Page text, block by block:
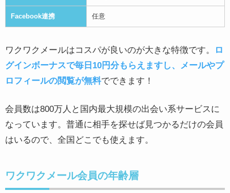
Facebook連携 任意
ワクワクメールはコスパが良いのが大きな特徴です。
ロ
グインボーナスで毎日10円分もらえますし、メールやプ
ロフィールの閲覧が無料でできます！
会員数は800万人と国内最大規模の出会い系サービスに
なっています。普通に相手を探せば見つかるだけの会員
はいるので、全国どこでも使えます。
ワクワクメール会員の年齢層